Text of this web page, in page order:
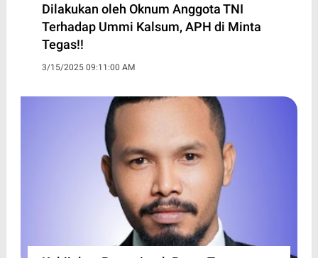
Dilakukan oleh Oknum Anggota TNI
Terhadap Ummi Kalsum, APH di Minta
Tegas!!
3/15/2025 09:11:00 AM